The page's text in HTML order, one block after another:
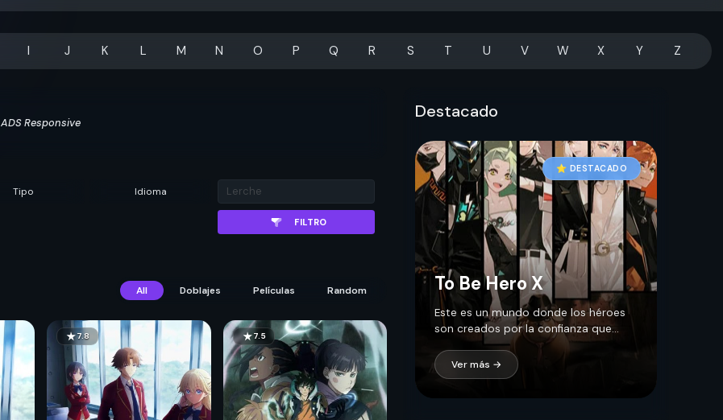
I J K L M N O P Q R S T U V W X Y Z
Destacado
⭐ DESTACADO
To Be Hero X
Este es un mundo donde los héroes
son creados por la confianza que
tienen las personas, y el héroe con
mayor confianza se conoce como –
X. En este mun...
Ver más →
ADS Responsive
Tipo Idioma
FILTRO
All Doblajes Películas Random
7.8 7.5